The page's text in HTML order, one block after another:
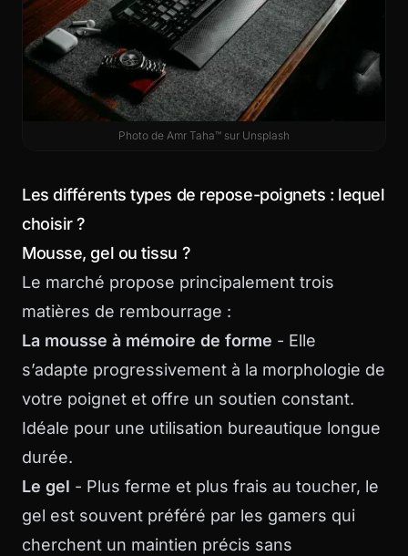
Photo de Amr Taha™ sur Unsplash
Les différents types de repose-poignets : lequel
choisir ?
Mousse, gel ou tissu ?
Le marché propose principalement trois
matières de rembourrage :
La mousse à mémoire de forme - Elle
s’adapte progressivement à la morphologie de
votre poignet et offre un soutien constant.
Idéale pour une utilisation bureautique longue
durée.
Le gel - Plus ferme et plus frais au toucher, le
gel est souvent préféré par les gamers qui
cherchent un maintien précis sans